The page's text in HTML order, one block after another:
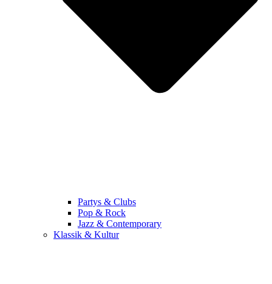
Partys & Clubs
Pop & Rock
Jazz & Contemporary
Klassik & Kultur